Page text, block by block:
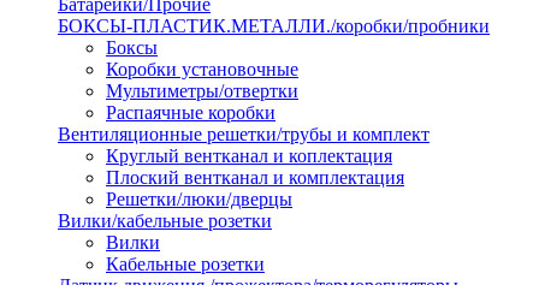
Батарейки/Прочие
БОКСЫ-ПЛАСТИК.МЕТАЛЛИ./коробки/пробники
Боксы
Коробки установочные
Мультиметры/отвертки
Распаячные коробки
Вентиляционные решетки/трубы и комплект
Круглый вентканал и коплектация
Плоский вентканал и комплектация
Решетки/люки/дверцы
Вилки/кабельные розетки
Вилки
Кабельные розетки